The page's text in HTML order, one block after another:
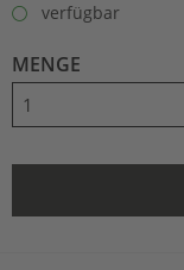
verfügbar
MENGE